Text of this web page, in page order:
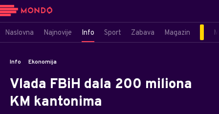
Naslovna Najnovije Info Sport Zabava Magazin
Info Ekonomija
Vlada FBiH dala 200 miliona
KM kantonima